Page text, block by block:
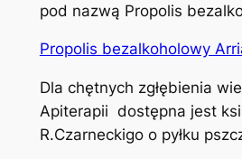
pod nazwą Propolis
Propolis bezalkoholowy
Dla chętnych zgłębienia
Apiterapii dostępna jest
R.Czarneckigo o pyłku